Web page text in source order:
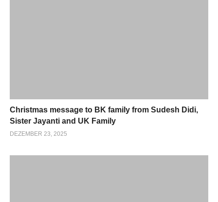
Christmas message to BK family from Sudesh Didi,
Sister Jayanti and UK Family
DEZEMBER 23, 2025